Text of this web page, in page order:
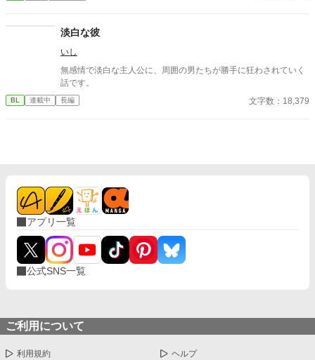
淡白な彼
いし
無感情で淡白な主人公に、周囲の男たちが勝手に狂わされていく
話です。
BL 連載中 長編 文字数：18,379
アプリ一覧
公式SNS一覧
ご利用について
利用規約 ヘルプ